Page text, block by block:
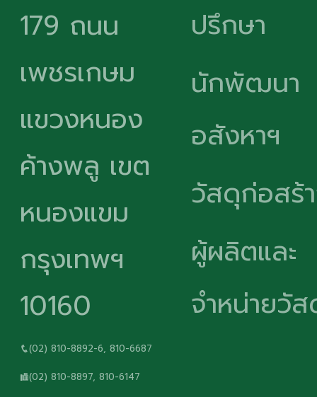
179 ถนน
เพชรเกษม
แขวงหนอง
ค้างพลู เขต
หนองแขม
กรุงเทพฯ
10160
(02) 810-8892-6, 810-6687
(02) 810-8897, 810-6147
ปรึกษา
นักพัฒนา
อสังหาฯ
วัสดุก่อสร้
ผู้ผลิตและ
จำหน่ายวั